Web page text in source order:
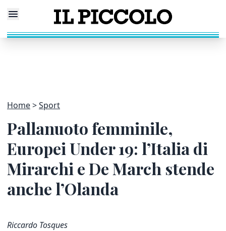
Home Sport
Pallanuoto femminile,
Europei Under 19: l’Italia di
Mirarchi e De March stende
anche l’Olanda
Riccardo Tosques